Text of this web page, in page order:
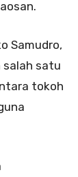
Samudro,
salah satu
tokoh